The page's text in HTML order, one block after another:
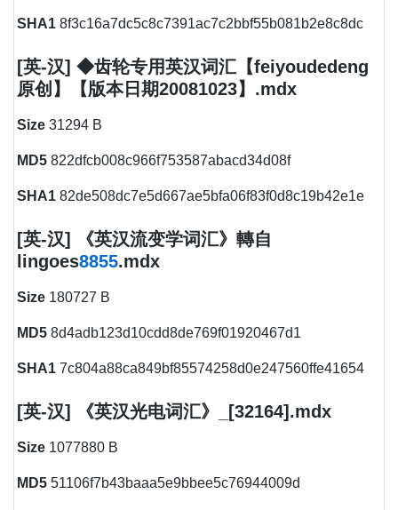
SHA1 8f3c16a7dc5c8c7391ac7c2bbf55b081b2e8c8dc
[英-汉] ◆齿轮专用英汉词汇【feiyoudedeng
原创】【版本日期20081023】.mdx
Size 31294 B
MD5 822dfcb008c966f753587abacd34d08f
SHA1 82de508dc7e5d667ae5bfa06f83f0d8c19b42e1e
[英-汉] 《英汉流变学词汇》轉自
lingoes8855.mdx
Size 180727 B
MD5 8d4adb123d10cdd8de769f01920467d1
SHA1 7c804a88ca849bf85574258d0e247560ffe41654
[英-汉] 《英汉光电词汇》_[32164].mdx
Size 1077880 B
MD5 51106f7b43baaa5e9bbee5c76944009d